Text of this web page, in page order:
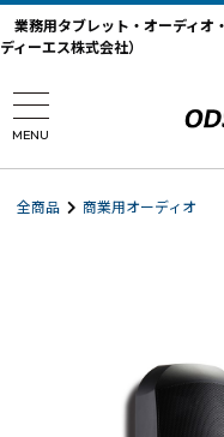
業務用タブレット・オーディオ
ディーエス株式会社）
MENU
全商品 商業用オーディオ